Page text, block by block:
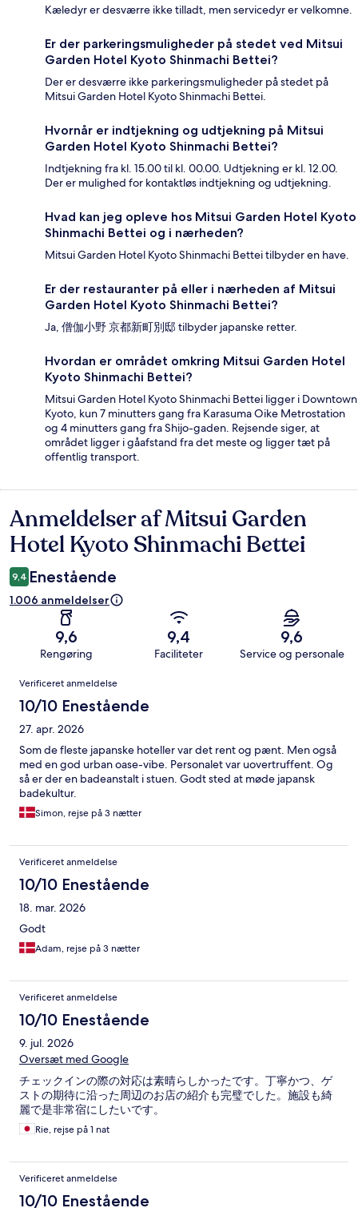
Kæledyr er desværre ikke tilladt, men servicedyr er velkomne.
Er der parkeringsmuligheder på stedet ved Mitsui
Garden Hotel Kyoto Shinmachi Bettei?
Der er desværre ikke parkeringsmuligheder på stedet på
Mitsui Garden Hotel Kyoto Shinmachi Bettei.
Hvornår er indtjekning og udtjekning på Mitsui
Garden Hotel Kyoto Shinmachi Bettei?
Indtjekning fra kl. 15.00 til kl. 00.00. Udtjekning er kl. 12.00.
Der er mulighed for kontaktløs indtjekning og udtjekning.
Hvad kan jeg opleve hos Mitsui Garden Hotel Kyoto
Shinmachi Bettei og i nærheden?
Mitsui Garden Hotel Kyoto Shinmachi Bettei tilbyder en have.
Er der restauranter på eller i nærheden af Mitsui
Garden Hotel Kyoto Shinmachi Bettei?
Ja, 僧伽小野 京都新町別邸 tilbyder japanske retter.
Hvordan er området omkring Mitsui Garden Hotel
Kyoto Shinmachi Bettei?
Mitsui Garden Hotel Kyoto Shinmachi Bettei ligger i Downtown
Kyoto, kun 7 minutters gang fra Karasuma Oike Metrostation
og 4 minutters gang fra Shijo-gaden. Rejsende siger, at
området ligger i gåafstand fra det meste og ligger tæt på
offentlig transport.
Anmeldelser
Anmeldelser af Mitsui Garden
Hotel Kyoto Shinmachi Bettei
9,4 Enestående
1.006 anmeldelser
9,6
Rengøring
9,4
Faciliteter
9,6
Service og personale
Anmeldelser
Verificeret anmeldelse
10/10 Enestående
27. apr. 2026
Som de fleste japanske hoteller var det rent og pænt. Men også
med en god urban oase-vibe. Personalet var uovertruffent. Og
så er der en badeanstalt i stuen. Godt sted at møde japansk
badekultur.
Simon, rejse på 3 nætter
Verificeret anmeldelse
10/10 Enestående
18. mar. 2026
Godt
Adam, rejse på 3 nætter
Verificeret anmeldelse
10/10 Enestående
9. jul. 2026
Oversæt med Google
チェックインの際の対応は素晴らしかったです。丁寧かつ、ゲ
ストの期待に沿った周辺のお店の紹介も完璧でした。施設も綺
麗で是非常宿にしたいです。
Rie, rejse på 1 nat
Verificeret anmeldelse
10/10 Enestående